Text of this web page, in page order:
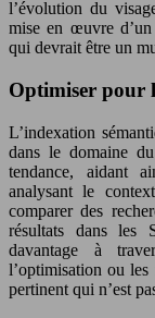
l’évolution du
mise en œuvre
qui devrait être un
Optimiser pour
L’indexation
dans le domaine
tendance, aidant
analysant le
comparer des
résultats dans les
davantage à
l’optimisation ou
pertinent qui n’est